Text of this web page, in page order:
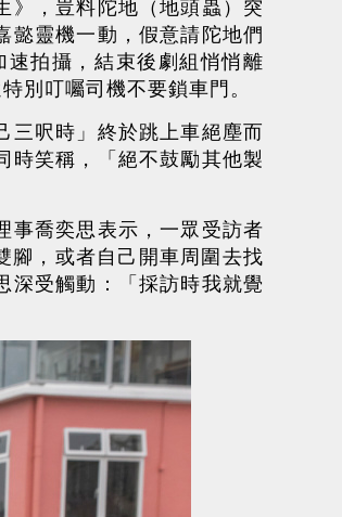
》，豈料陀地（地頭蟲）突
懿靈機一動，假意請陀地們
拍攝，結束後劇組悄悄離
別叮囑司機不要鎖車門。
三呎時」終於跳上車絕塵而
時笑稱，「絕不鼓勵其他製
事喬奕思表示，一眾受訪者
，或者自己開車周圍去找
深受觸動：「採訪時我就覺